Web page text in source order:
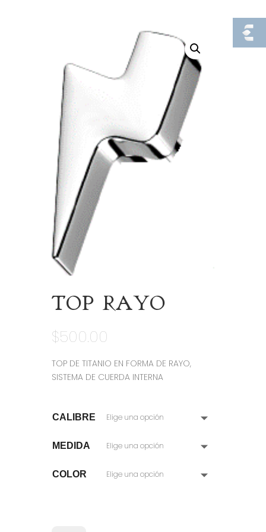
TOP RAYO
$500.00
TOP DE TITANIO EN FORMA DE RAYO,
SISTEMA DE CUERDA INTERNA
CALIBRE
MEDIDA
COLOR